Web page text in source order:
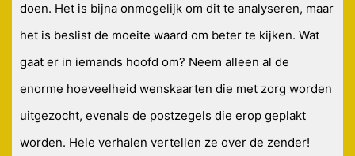
doen. Het is bijna onmogelijk om dit te analyseren, maar
het is beslist de moeite waard om beter te kijken. Wat
gaat er in iemands hoofd om? Neem alleen al de
enorme hoeveelheid wenskaarten die met zorg worden
uitgezocht, evenals de postzegels die erop geplakt
worden. Hele verhalen vertellen ze over de zender!